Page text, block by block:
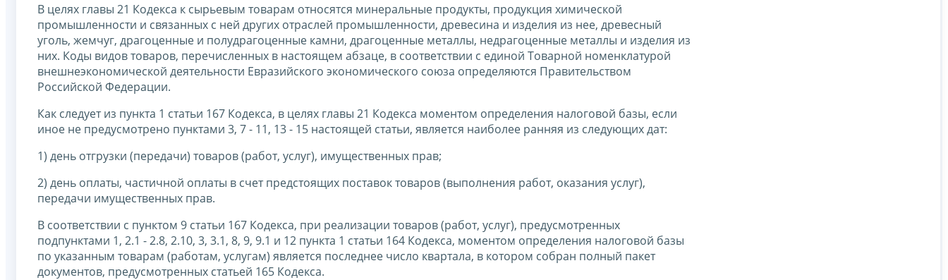
В целях главы 21 Кодекса к сырьевым товарам относятся минеральные продукты, продукция химической
промышленности и связанных с ней других отраслей промышленности, древесина и изделия из нее, древесный
уголь, жемчуг, драгоценные и полудрагоценные камни, драгоценные металлы, недрагоценные металлы и изделия из
них. Коды видов товаров, перечисленных в настоящем абзаце, в соответствии с единой Товарной номенклатурой
внешнеэкономической деятельности Евразийского экономического союза определяются Правительством
Российской Федерации.
Как следует из пункта 1 статьи 167 Кодекса, в целях главы 21 Кодекса моментом определения налоговой базы, если
иное не предусмотрено пунктами 3, 7 - 11, 13 - 15 настоящей статьи, является наиболее ранняя из следующих дат:
1) день отгрузки (передачи) товаров (работ, услуг), имущественных прав;
2) день оплаты, частичной оплаты в счет предстоящих поставок товаров (выполнения работ, оказания услуг),
передачи имущественных прав.
В соответствии с пунктом 9 статьи 167 Кодекса, при реализации товаров (работ, услуг), предусмотренных
подпунктами 1, 2.1 - 2.8, 2.10, 3, 3.1, 8, 9, 9.1 и 12 пункта 1 статьи 164 Кодекса, моментом определения налоговой базы
по указанным товарам (работам, услугам) является последнее число квартала, в котором собран полный пакет
документов, предусмотренных статьей 165 Кодекса.